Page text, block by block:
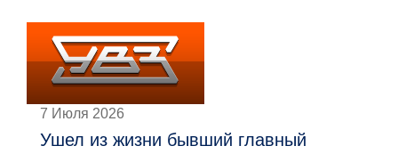
7 Июля 2026
Ушел из жизни бывший главный